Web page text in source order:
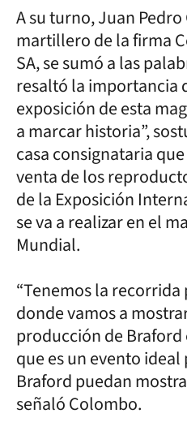
A su turno, Juan
martillero de la firma
SA, se sumó a las
resaltó la importancia
exposición de esta
a marcar historia”,
casa consignataria
venta de los
de la Exposición
se va a realizar en el
Mundial.
“Tenemos la recorrida
donde vamos a
producción de Braford
que es un evento
Braford puedan
señaló Colombo.